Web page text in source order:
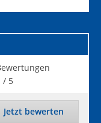
/ 5
Jetzt bewerten